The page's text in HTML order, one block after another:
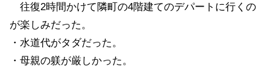
往復2時間かけて隣町の4階建てのデパートに行くの
が楽しみだった。
・水道代がタダだった。
・母親の躾が厳しかった。